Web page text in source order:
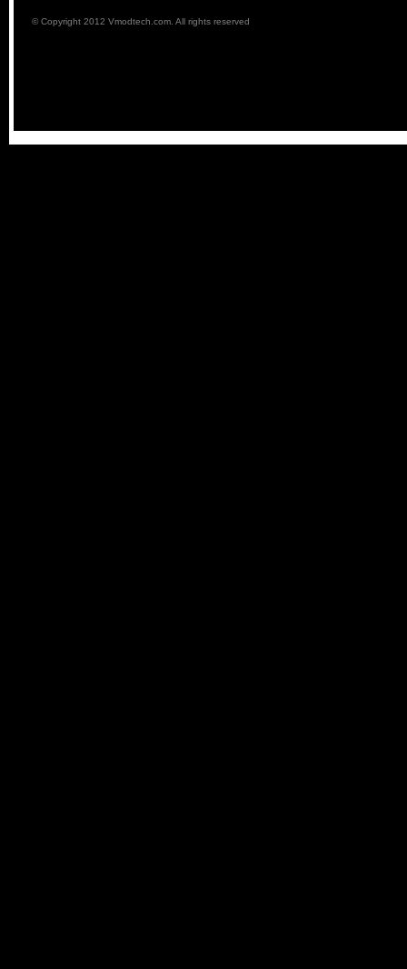
© Copyright 2012 Vmodtech.com. All rights reserved